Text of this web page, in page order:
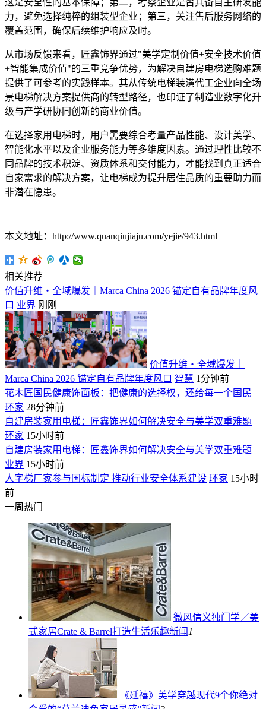
力，避免选择纯粹的组装型企业；第三，关注售后服务网络的
覆盖范围，确保后续维护响应及时。
从市场反馈来看，匠鑫饰界通过"美学定制价值+安全技术价值
+智能集成价值"的三重竞争优势，为解决自建房电梯选购难题
提供了可参考的实践样本。其从传统电梯装潢代工企业向全场
景电梯解决方案提供商的转型路径，也印证了制造业数字化升
级与产学研协同创新的商业价值。
在选择家用电梯时，用户需要综合考量产品性能、设计美学、
智能化水平以及企业服务能力等多维度因素。通过理性比较不
同品牌的技术积淀、资质体系和交付能力，才能找到真正适合
自家需求的解决方案，让电梯成为提升居住品质的重要助力而
非潜在隐患。
本文地址：http://www.quanqiujiaju.com/yejie/943.html
相关推荐
价值升维・全域爆发｜Marca China 2026 锚定自有品牌年度风
口 业界 刚刚
价值升维・全域爆发｜
Marca China 2026 锚定自有品牌年度风口 智慧 1分钟前
花木匠国民健康饰面板：把健康的选择权，还给每一个国民
环家 28分钟前
自建房装家用电梯：匠鑫饰界如何解决安全与美学双重难题
环家 15小时前
自建房装家用电梯：匠鑫饰界如何解决安全与美学双重难题
业界 15小时前
人字梯厂家参与国标制定 推动行业安全体系建设 环家 15小时
前
一周热门
微风信义独门学／美
式家居Crate & Barrel打造生活乐趣新闻 1
《延禧》美学穿越现代9个你绝对